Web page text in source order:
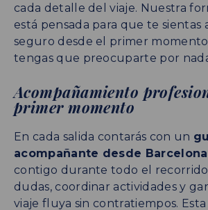
cada detalle del viaje. Nuestra
está pensada para que te sientas
seguro desde el primer
tengas que preocuparte por
Acompañamiento
primer momento
En cada salida contarás con un
acompañante desde Barcelona
contigo durante todo el
dudas, coordinar actividades y
viaje fluya sin contratiempos.